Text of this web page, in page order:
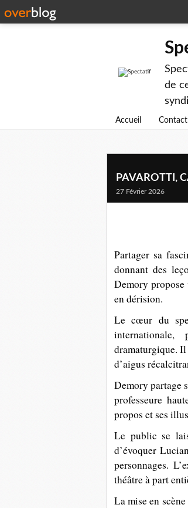
de
Accueil Contact
PAVAROTTI,
27 Février 2026
Partager sa
donnant des
Demory
en dérision.
Le cœur du
dramaturgique. Il
d’aigus
Demory partage
professeure
propos et ses
Le public se
d’évoquer
personnages.
théâtre à part
La mise en